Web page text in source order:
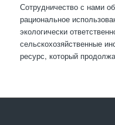
Сотрудничество с нами
рациональное
экологически
сельскохозяйственные
ресурс, который